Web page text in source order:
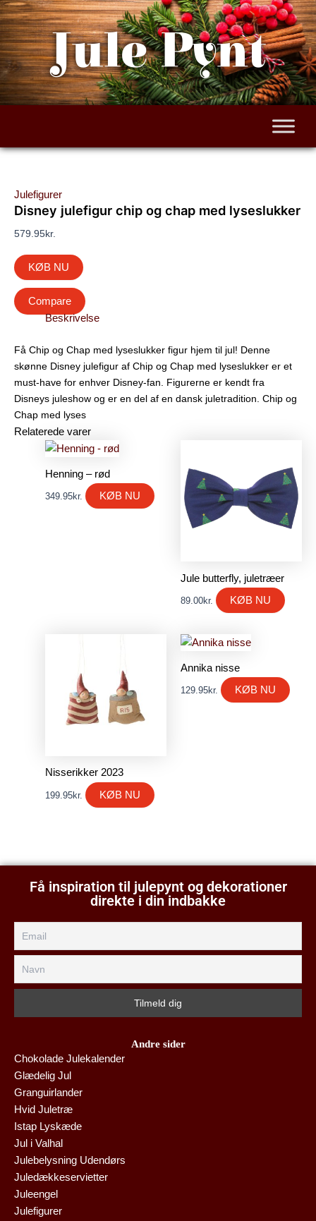
Gå
til
indholdet
Jule Pynt
Julefigurer
Disney julefigur chip og chap med lyseslukker
579.95kr.
KØB NU
Compare
Beskrivelse
Få Chip og Chap med lyseslukker figur hjem til jul! Denne
skønne Disney julefigur af Chip og Chap med lyseslukker er et
must-have for enhver Disney-fan. Figurerne er kendt fra
Disneys juleshow og er en del af en dansk juletradition. Chip og
Chap med lyses
Relaterede varer
Henning – rød
349.95kr. KØB NU
Jule butterfly, juletræer
89.00kr. KØB NU
Nisserikker 2023
199.95kr. KØB NU
Annika nisse
129.95kr. KØB NU
Få inspiration til julepynt og dekorationer
direkte i din indbakke
Andre sider
Chokolade Julekalender
Glædelig Jul
Granguirlander
Hvid Juletræ
Istap Lyskæde
Jul i Valhal
Julebelysning Udendørs
Juledækkeservietter
Juleengel
Julefigurer